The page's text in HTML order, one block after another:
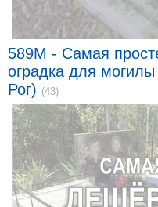
589M - Самая
оградка для
Рог) (43)